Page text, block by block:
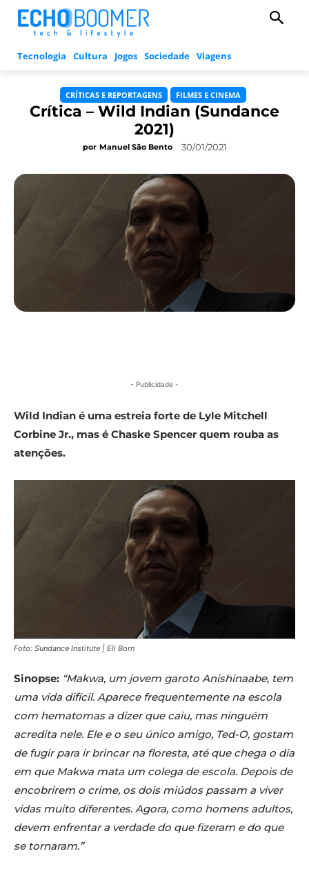
Tecnologia Cultura Jogos Sociedade Viagens
CRÍTICAS E REPORTAGENS FILMES E CINEMA
Crítica – Wild Indian (Sundance
2021)
por Manuel São Bento 30/01/2021
- Publicidade -
Wild Indian é uma estreia forte de Lyle Mitchell
Corbine Jr., mas é Chaske Spencer quem rouba as
atenções.
Foto: Sundance Institute | Eli Born
Sinopse: “Makwa, um jovem garoto Anishinaabe, tem
uma vida difícil. Aparece frequentemente na escola
com hematomas a dizer que caiu, mas ninguém
acredita nele. Ele e o seu único amigo, Ted-O, gostam
de fugir para ir brincar na floresta, até que chega o dia
em que Makwa mata um colega de escola. Depois de
encobrirem o crime, os dois miúdos passam a viver
vidas muito diferentes. Agora, como homens adultos,
devem enfrentar a verdade do que fizeram e do que
se tornaram.”